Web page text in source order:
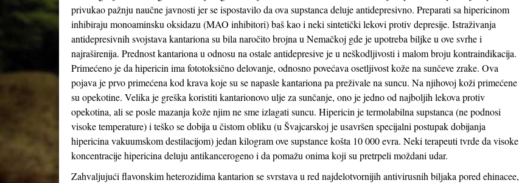
privukao pažnju naučne javnosti jer se ispostavilo da ova supstanca deluje antidepresivno. Preparati sa hipericinom
inhibiraju monoaminsku oksidazu (MAO inhibitori) baš kao i neki sintetički lekovi protiv depresije. Istraživanja
antidepresivnih svojstava kantariona su bila naročito brojna u Nemačkoj gde je upotreba biljke u ove svrhe i
najraširenija. Prednost kantariona u odnosu na ostale antidepresive je u neškodljivosti i malom broju kontraindikacija.
Primećeno je da hipericin ima fototoksično delovanje, odnosno povećava osetljivost kože na sunčeve zrake. Ova
pojava je prvo primećena kod krava koje su se napasle kantariona pa preživale na suncu. Na njihovoj koži primećene
su opekotine. Velika je greška koristiti kantarionovo ulje za sunčanje, ono je jedno od najboljih lekova protiv
opekotina, ali se posle mazanja kože njim ne sme izlagati suncu. Hipericin je termolabilna supstanca (ne podnosi
visoke temperature) i teško se dobija u čistom obliku (u Švajcarskoj je usavršen specijalni postupak dobijanja
hipericina vakuumskom destilacijom) jedan kilogram ove supstance košta 10 000 evra. Neki terapeuti tvrde da visoke
koncentracije hipericina deluju antikancerogeno i da pomažu onima koji su pretrpeli moždani udar.
Zahvaljujući flavonskim heterozidima kantarion se svrstava u red najdelotvornijih antivirusnih biljaka pored ehinacee,